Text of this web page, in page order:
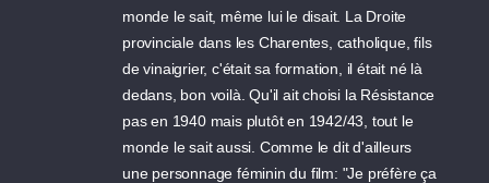
monde le sait, même lui le disait. La Droite
provinciale dans les Charentes, catholique, fils
de vinaigrier, c'était sa formation, il était né là
dedans, bon voilà. Qu'il ait choisi la Résistance
pas en 1940 mais plutôt en 1942/43, tout le
monde le sait aussi. Comme le dit d'ailleurs
une personnage féminin du film: "Je préfère ça